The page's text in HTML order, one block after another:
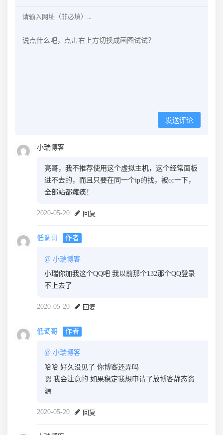
发送评论
小瑞博客
亮哥，我不推荐使用这个虚拟主机，这个经常面板
进不去的，而且只要在同一个ip的找，被cc一下，
全部站都瘫痪！
2020-05-20 回复
低调哥 作者
@ 小瑞博客
小瑞你加我这个QQ吧 我以前那个132那个QQ登录
不上去了
2020-05-20 回复
低调哥 作者
@ 小瑞博客
哈哈 好久没见了 你博客还弄吗
嗯 我会注意的 如果稳定我想申请了放博客静态资
源
2020-05-20 回复